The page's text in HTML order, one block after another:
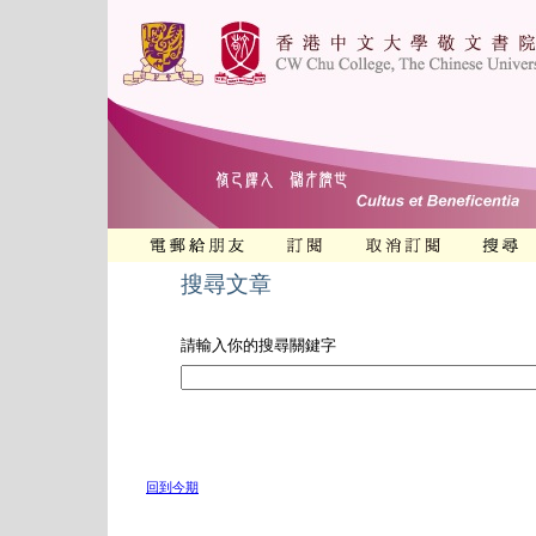
搜尋文章
請輸入你的搜尋關鍵字
回到今期